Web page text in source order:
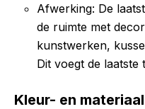
Afwerking: De
de ruimte met
kunstwerken,
Dit voegt de
Kleur- en